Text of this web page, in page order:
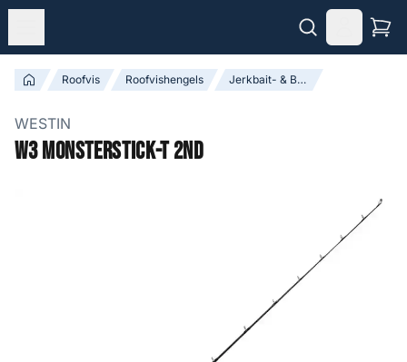
Roofvis Roofvishengels Jerkbait- & Baitcasthengels
WESTIN
W3 Monsterstick-T 2nd